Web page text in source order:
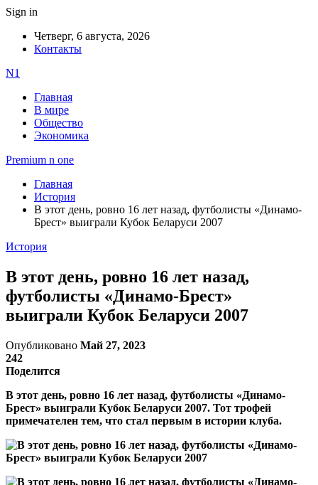
Sign in
Четверг, 6 августа, 2026
Контакты
N1
Главная
В мире
Общество
Экономика
Premium n one
Главная
История
В этот день, ровно 16 лет назад, футболисты «Динамо-
Брест» выиграли Кубок Беларуси 2007
История
В этот день, ровно 16 лет назад,
футболисты «Динамо-Брест»
выиграли Кубок Беларуси 2007
Опубликовано Май 27, 2023
242
Поделится
В этот день, ровно 16 лет назад, футболисты «Динамо-
Брест» выиграли Кубок Беларуси 2007. Тот трофей
примечателен тем, что стал первым в истории клуба.